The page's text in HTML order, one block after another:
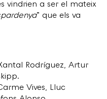
vindrien a ser el mateix
” que els va
Rodríguez, Artur
Vives, Lluc